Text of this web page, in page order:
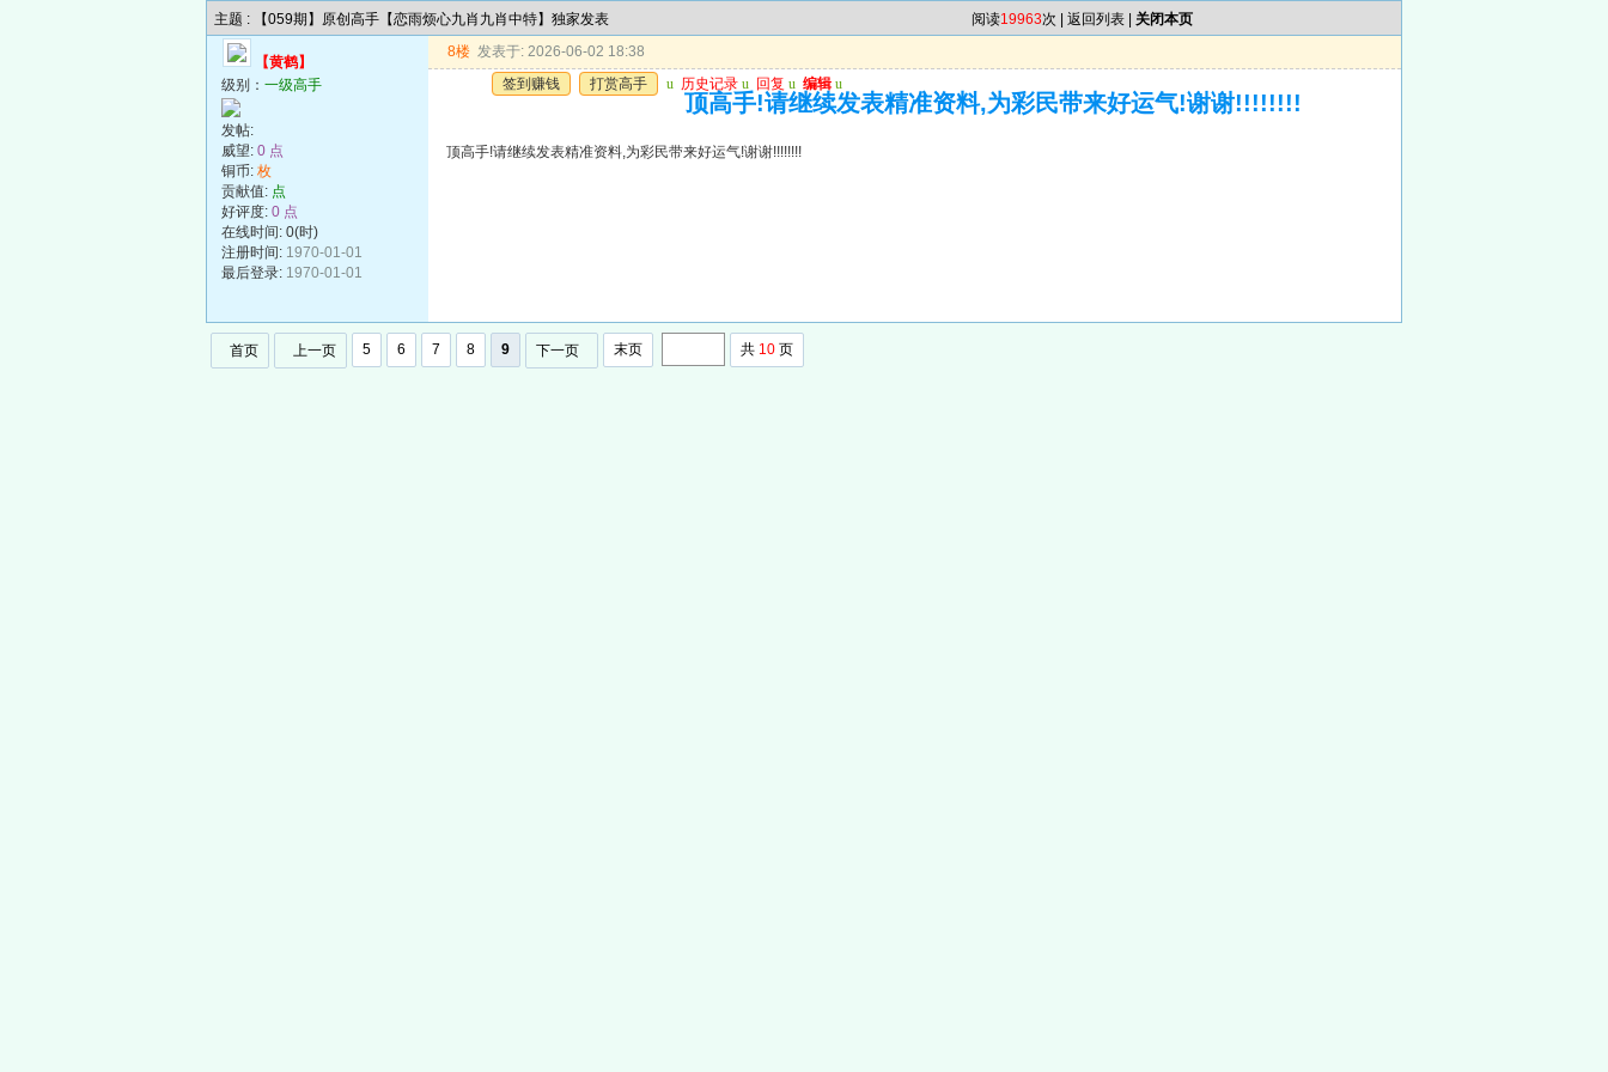
主题 : 【059期】原创高手【恋雨烦心九肖九肖中特】独家发表 阅读19963次 | 返回列表 关闭本页
【黄鹤】
级别： 一级高手
发帖:
威望: 0 点
铜币: 枚
贡献值: 点
好评度: 0 点
在线时间: 0(时)
注册时间: 1970-01-01
最后登录: 1970-01-01
8楼 发表于: 2026-06-02 18:38
签到赚钱
打赏高手 u 历史记录 u 回复 u 编辑 u
顶高手!请继续发表精准资料,为彩民带来好运气!谢谢!!!!!!!!
顶高手!请继续发表精准资料,为彩民带来好运气!谢谢!!!!!!!!
首页 上一页 5 6 7 8 9 下一页 末页 共 10 页